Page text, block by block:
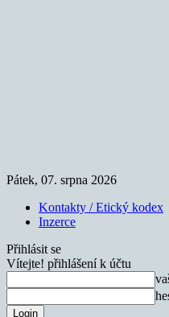
Pátek, 07. srpna 2026
Kontakty / Etický kodex
Inzerce
Přihlásit se
Vítejte! přihlášení k účtu